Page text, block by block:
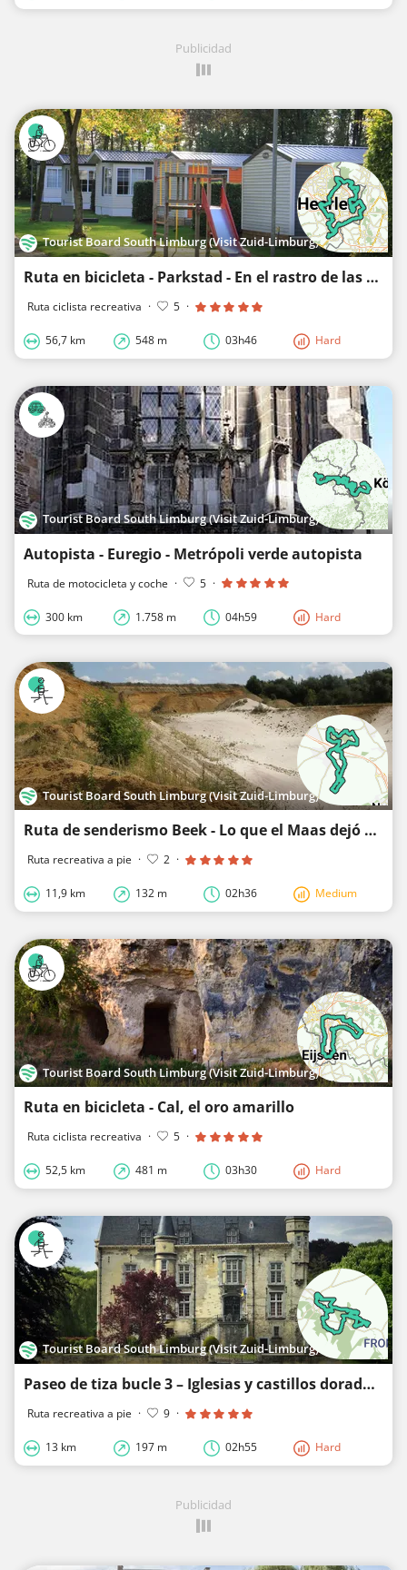
Publicidad
Tourist Board South Limburg (Visit Zuid-Limburg)
Ruta en bicicleta - Parkstad - En el rastro de las minas
Ruta ciclista recreativa · 5 ·
56,7 km 548 m 03h46 Hard
Tourist Board South Limburg (Visit Zuid-Limburg)
Autopista - Euregio - Metrópoli verde autopista
Ruta de motocicleta y coche · 5 ·
300 km 1.758 m 04h59 Hard
Tourist Board South Limburg (Visit Zuid-Limburg)
Ruta de senderismo Beek - Lo que el Maas dejó alrededor de Spaubeek
Ruta recreativa a pie · 2 ·
11,9 km 132 m 02h36 Medium
Tourist Board South Limburg (Visit Zuid-Limburg)
Ruta en bicicleta - Cal, el oro amarillo
Ruta ciclista recreativa · 5 ·
52,5 km 481 m 03h30 Hard
Tourist Board South Limburg (Visit Zuid-Limburg)
Paseo de tiza bucle 3 – Iglesias y castillos dorados
Ruta recreativa a pie · 9 ·
13 km 197 m 02h55 Hard
Publicidad